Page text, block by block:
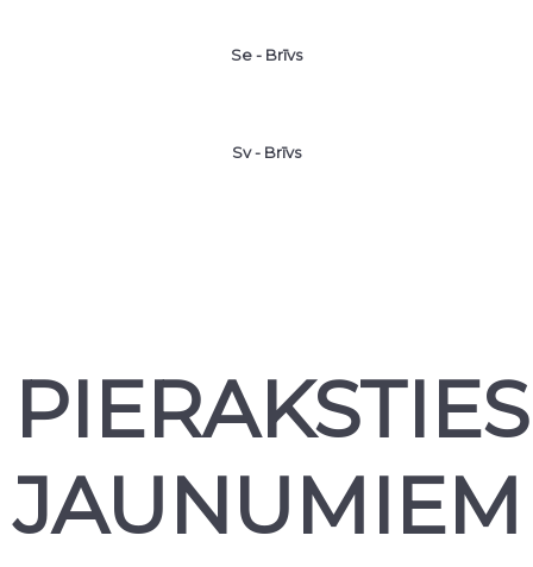
Se - Brīvs
Sv - Brīvs
PIERAKSTIES
JAUNUMIEM